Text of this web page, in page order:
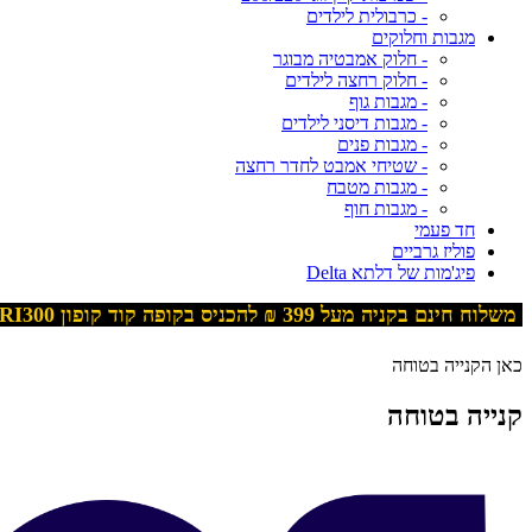
- כרבולית לילדים
מגבות וחלוקים
- חלוק אמבטיה מבוגר
- חלוק רחצה לילדים
- מגבות גוף
- מגבות דיסני לילדים
- מגבות פנים
- שטיחי אמבט לחדר רחצה
- מגבות מטבח
- מגבות חוף
חד פעמי
פוליז גרביים
פיג'מות של דלתא Delta
משלוח חינם בקניה מעל 399 ₪ להכניס בקופה קוד קופון
כאן הקנייה בטוחה
קנייה בטוחה